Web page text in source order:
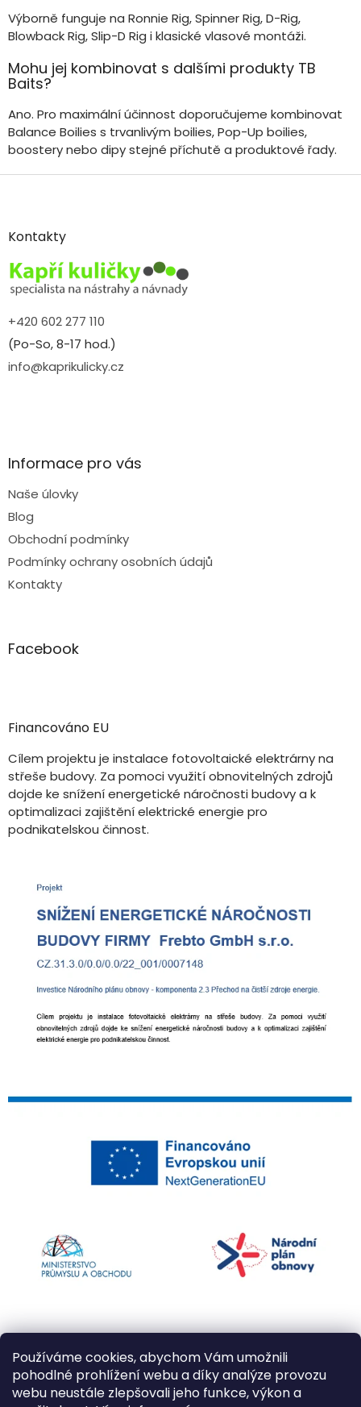
Používáme cookies, abychom Vám umožnili
pohodlné prohlížení webu a díky analýze provozu
webu neustále zlepšovali jeho funkce, výkon a
Výborně funguje na Ronnie Rig, Spinner Rig, D-Rig,
Blowback Rig, Slip-D Rig i klasické vlasové montáži.
Mohu jej kombinovat s dalšími produkty TB
Baits?
Ano. Pro maximální účinnost doporučujeme kombinovat
Balance Boilies s trvanlivým boilies, Pop-Up boilies,
boostery nebo dipy stejné příchutě a produktové řady.
Z
aKontakty
+420 602 277 110
(Po-So, 8-17 hod.)
info@kaprikulicky.cz
Informace pro vás
Naše úlovky
Blog
Obchodní podmínky
Podmínky ochrany osobních údajů
Kontakty
Facebook
Financováno EU
Cílem projektu je instalace fotovoltaické elektrárny na
střeše budovy. Za pomoci využití obnovitelných zdrojů
dojde ke snížení energetické náročnosti budovy a k
optimalizaci zajištění elektrické energie pro
podnikatelskou činnost.